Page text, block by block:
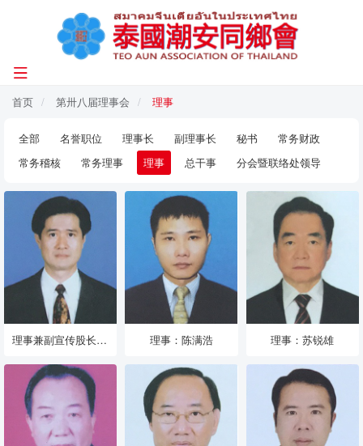
首页 第卅八届理事会 理事
全部 名誉职位 理事长 副理事长 秘书
常务财政
常务稽核
常务理事 理事 总干事 分会暨联络处领导
理事兼副宣传股长：陈哲生 理事：陈满浩 理事：苏锐雄